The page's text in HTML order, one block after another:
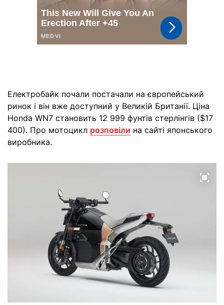
Електробайк почали постачали на європейський
ринок і він вже доступний у Великій Британії. Ціна
Honda WN7 становить 12 999 фунтів стерлінгів ($17
400). Про мотоцикл розповіли на сайті японського
виробника.